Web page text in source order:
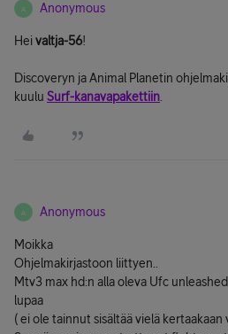
A Anonymous
Heivaltja-56!
Discoveryn ja Animal Planetin
kuulu Surf-kanavapakettiin
A Anonymous
Moikka
Ohjelmakirjastoon liittyen..
Mtv3 max hd:n alla oleva Ufc
lupaa
( ei ole tainnut sisältää vielä kertaakaan